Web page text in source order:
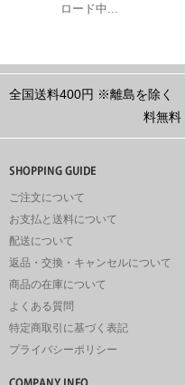
ロード中...
全国送料400円 ※離島を除く
料無料
ご注文について
お支払と送料について
配送について
返品・交換・キャンセルについて
商品の在庫について
よくある質問
特定商取引に基づく表記
プライバシーポリシー